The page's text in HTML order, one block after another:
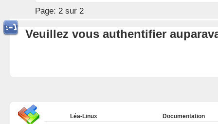
Page: 2 sur 2
Veuillez vous authentifier
Léa-Linux
Documentation